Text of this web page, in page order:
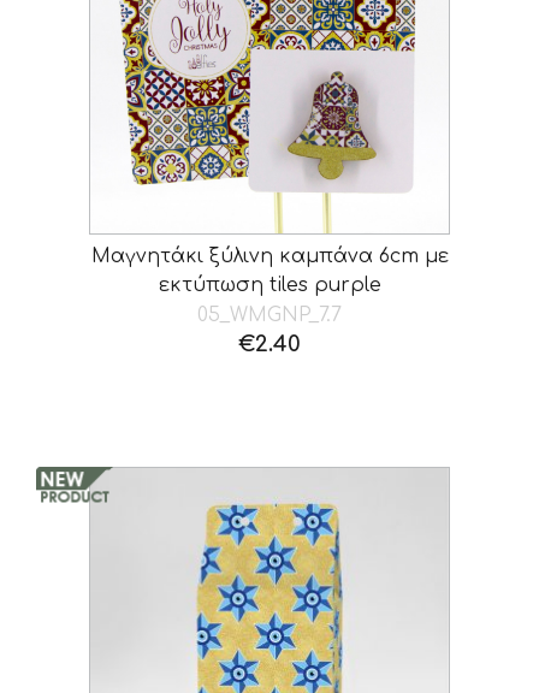
Μαγνητάκι ξύλινη καμπάνα 6cm με
εκτύπωση tiles purple
05_WMGNP_7.7
€2.40